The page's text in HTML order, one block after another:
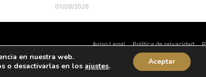
01/08/2026
Aviso Legal Política de privacidad
en nuestra web.
o desactivarlas en los ajustes. Aceptar